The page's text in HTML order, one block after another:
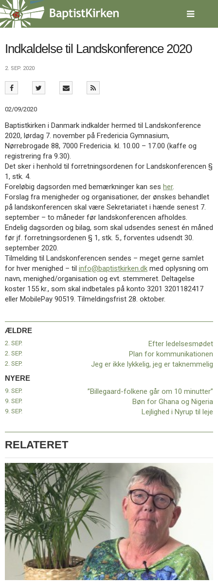
Spring
menu
over
gå
indhold Vend
forsiden
1.0:
Forside
3.0:
Kalender
4.0:
Inspiration
5.0:
Værktøjskassen
6.0:
Mission
7.0:
Om
BaptistKirken
8.0:
Kontakt
9.0:
Forside
10.0:
Nyheder
11.0:
Kalender
12.0:
Inspiration
13.0:
Værktøjskassen
14.0:
Mission
15.0:
BaptistKirken
16.0:
Kontakt
Næste
”Billegaard-
folkene
går
om
10
indlæg:
Efter
ledelsesmødet
Indkaldelse til Landskonference 2020
2. SEP. 2020
02/09/2020
Baptistkirken i Danmark indkalder hermed til Landskonference
2020, lørdag 7. november på Fredericia Gymnasium,
Nørrebrogade 88, 7000 Fredericia. kl. 10.00 – 17.00 (kaffe og
registrering fra 9.30).
Det sker i henhold til forretningsordenen for Landskonferencen §
1, stk. 4.
Foreløbig dagsorden med bemærkninger kan ses her.
Forslag fra menigheder og organisationer, der ønskes behandlet
på landskonferencen skal være Sekretariatet i hænde senest 7.
september – to måneder før landskonferencen afholdes.
Endelig dagsorden og bilag, som skal udsendes senest én måned
før jf. forretningsordenen § 1, stk. 5., forventes udsendt 30.
september 2020.
Tilmelding til Landskonferencen sendes – meget gerne samlet
for hver menighed – til info@baptistkirken.dk med oplysning om
navn, menighed/organisation og evt. stemmeret. Deltagelse
koster 155 kr., som skal indbetales på konto 3201 3201182417
eller MobilePay 90519. Tilmeldingsfrist 28. oktober.
ÆLDRE
2. SEP. Efter ledelsesmødet
2. SEP. Plan for kommunikationen
2. SEP. Jeg er ikke lykkelig, jeg er taknemmelig
NYERE
”Billegaard-folkene går om 10 minutter”
9. SEP.
Bøn for Ghana og Nigeria
9. SEP.
Lejlighed i Nyrup til leje
9. SEP.
RELATERET